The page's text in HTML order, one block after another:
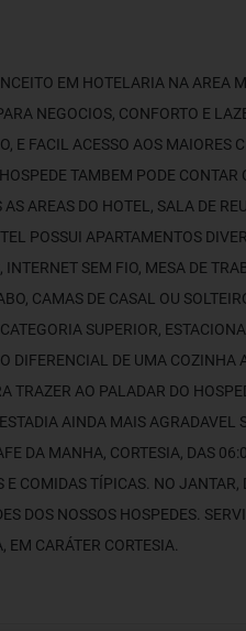
EM HOTELARIA NA AREA
NEGOCIOS, CONFORTO E
E FACIL ACESSO AOS MAIORES
TAMBEM PODE CONTAR
AREAS DO HOTEL, SALA DE
POSSUI APARTAMENTOS
SEM FIO, MESA DE
CAMAS DE CASAL OU
SUPERIOR,
DIFERENCIAL DE UMA COZINHA
AO PALADAR DO
AINDA MAIS AGRADAVEL
DA MANHA, CORTESIA, DAS
E COMIDAS TÍPICAS. NO JANTAR,
DOS NOSSOS HOSPEDES.
CARÁTER CORTESIA.